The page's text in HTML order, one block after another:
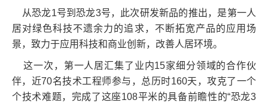
从恐龙1号到恐龙3号，此次研发新品的推出，是第一人
居对绿色科技不遗余力的追求，不断拓宽产品的应用场
景，致力于应用科技和商业创新，改善人居环境。
这一次，第一人居汇集了业内15家细分领域的合作伙
伴，近70名技术工程师参与，总历时160天，攻克了一个
个技术难题，完成了这座108平米的具备前瞻性的“恐龙3